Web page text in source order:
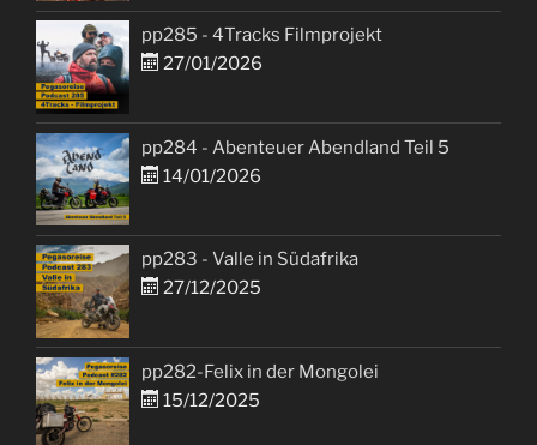
pp285 - 4Tracks Filmprojekt
27/01/2026
pp284 - Abenteuer Abendland Teil 5
14/01/2026
pp283 - Valle in Südafrika
27/12/2025
pp282-Felix in der Mongolei
15/12/2025